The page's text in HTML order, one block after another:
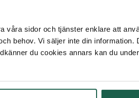
våra sidor och tjänster enklare att
behov. Vi säljer inte din information.
du cookies annars kan du